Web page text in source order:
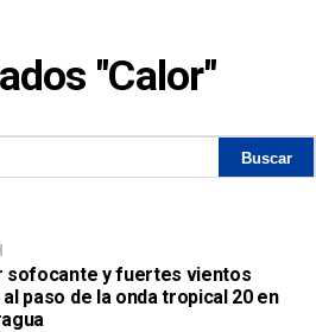
"Calor"
sofocante y fuertes vientos
paso de la onda tropical 20 en